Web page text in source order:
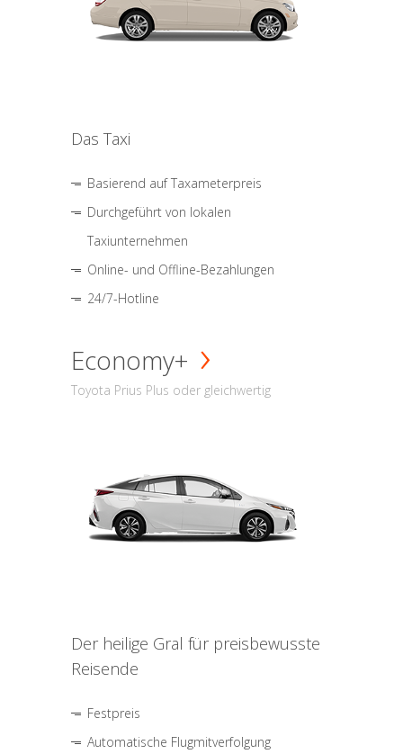
Das Taxi
Basierend auf Taxameterpreis
Durchgeführt von lokalen
Taxiunternehmen
Online- und Offline-Bezahlungen
24/7-Hotline
Economy+
Toyota Prius Plus oder gleichwertig
Der heilige Gral für preisbewusste
Reisende
Festpreis
Automatische Flugmitverfolgung